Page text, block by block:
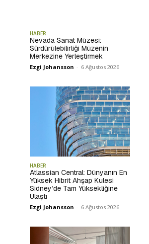
HABER
Nevada Sanat Müzesi:
Sürdürülebilirliği Müzenin
Merkezine Yerleştirmek
Ezgi Johansson - 6 Ağustos 2026
HABER
Atlassian Central: Dünyanın En
Yüksek Hibrit Ahşap Kulesi
Sidney’de Tam Yüksekliğine
Ulaştı
Ezgi Johansson - 6 Ağustos 2026